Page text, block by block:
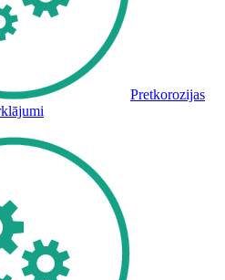
Pretkorozijas